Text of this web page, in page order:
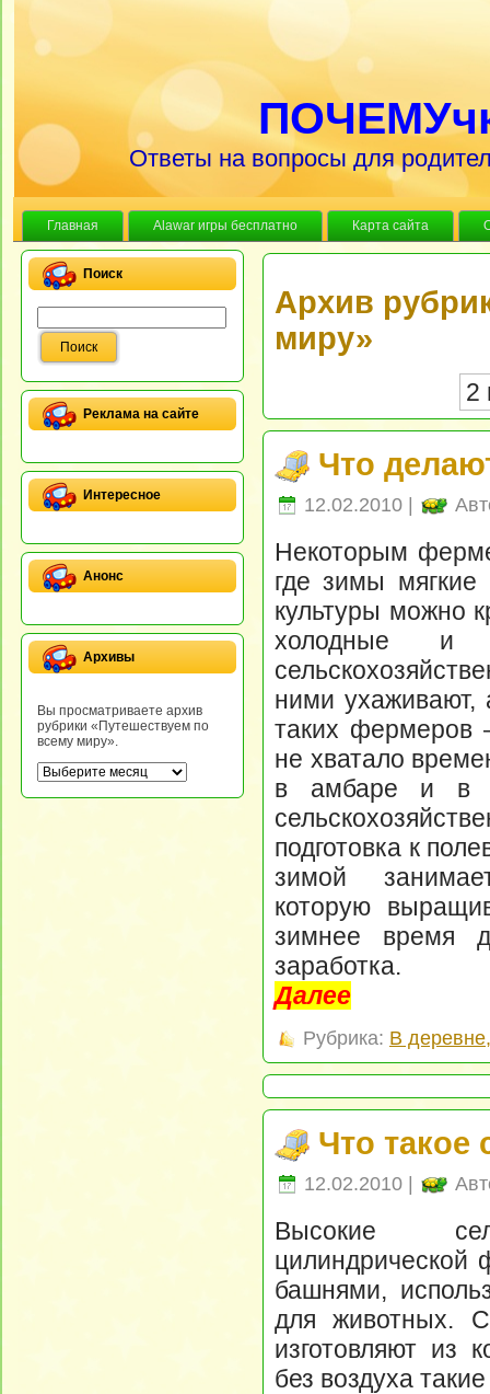
Ответы на вопросы для
Главная Alawar игры бесплатно Карта сайта
Поиск
Реклама на сайте
Интересное
Анонс
Архивы
Вы просматриваете архив
рубрики «Путешествуем по
всему миру».
Архив
миру»
2
Что
12.02.2010 |
Некоторым
где зимы мягкие
культуры можно
холодные и
ними
таких фермеров
не хватало
в амбаре и в
подготовка к
зимой
которую
зимнее время
заработка.
Далее
Рубрика: В
Что такое
12.02.2010 |
Высокие
башнями,
для животных.
изготовляют из
без воздуха